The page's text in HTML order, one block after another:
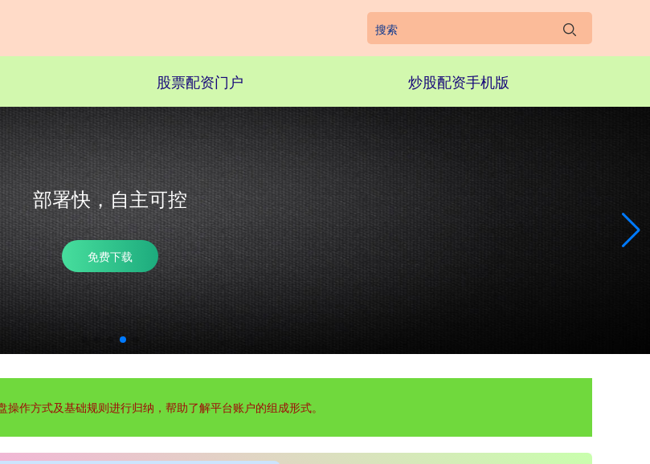
股票配资门户 炒股配资手机版
部署快，自主可控
免费下载
作方式及基础规则进行归纳，帮助了解平台账户的组成形式。